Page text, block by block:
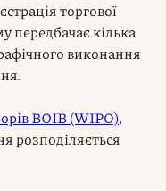
торгової
передбачає кілька
виконання
ВОІВ (WIPO),
розподіляється